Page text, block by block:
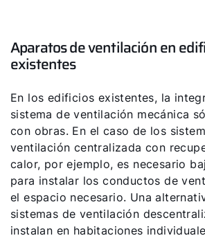
Aparatos de ventilación en
existentes
En los edificios existentes, la
sistema de ventilación mecánica
con obras. En el caso de los
ventilación centralizada con
calor, por ejemplo, es necesario
para instalar los conductos de
el espacio necesario. Una
sistemas de ventilación
instalan en habitaciones